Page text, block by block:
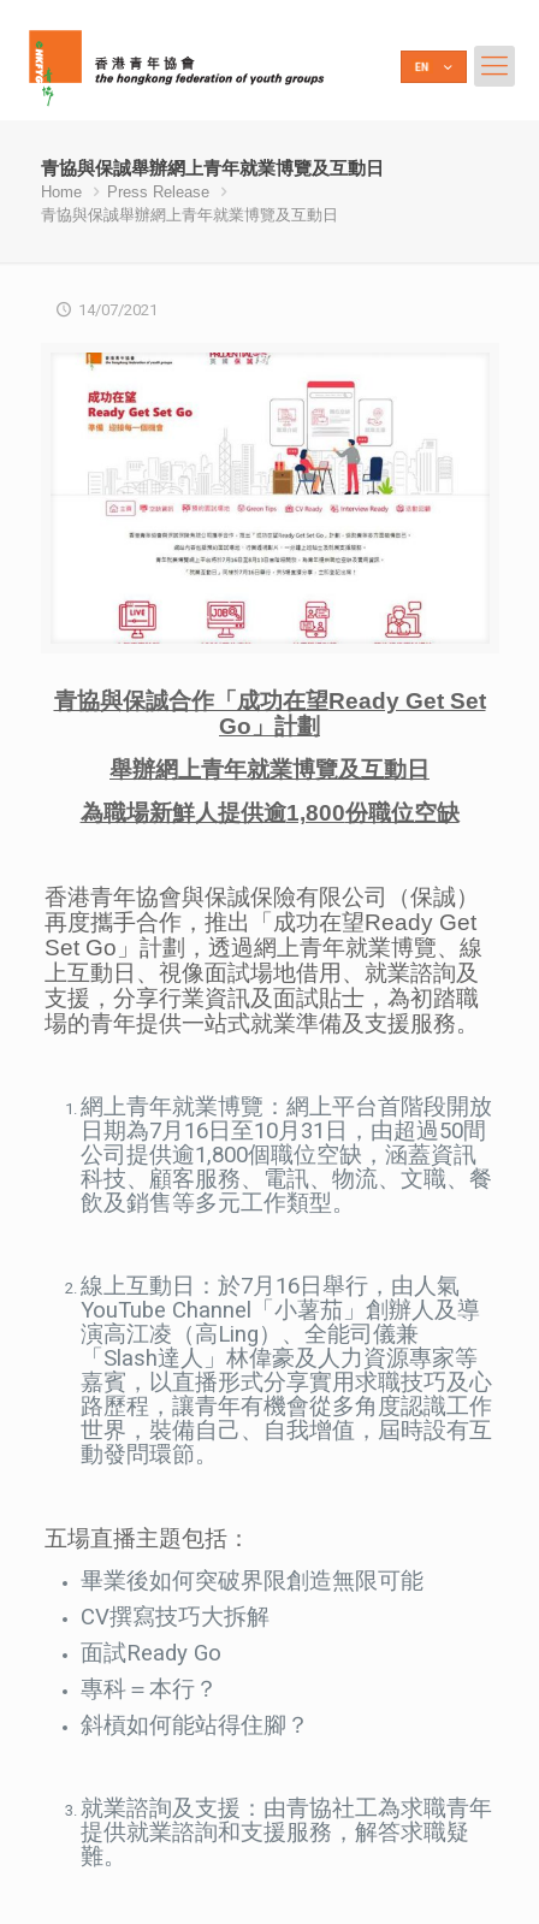
青協與保誠舉辦網上青年就業博覽及互動日
Home
Press Release
青協與保誠舉辦網上青年就業博覽及互動日
14/07/2021
青協與保誠合作「成功在望Ready Get Set
Go 」計劃
舉辦網上青年就業博覽及互動日
為職場新鮮人提供逾1,800份職位空缺
香港青年協會與保誠保險有限公司（保誠）
再度攜手合作，推出「成功在望Ready Get
Set Go」計劃，透過網上青年就業博覽、線
上互動日、視像面試場地借用、就業諮詢及
支援，分享行業資訊及面試貼士，為初踏職
場的青年提供一站式就業準備及支援服務。
網上青年就業博覽：網上平台首階段開放
日期為7月16日至10月31日，由超過50間
公司提供逾1,800個職位空缺，涵蓋資訊
科技、顧客服務、電訊、物流、文職、餐
飲及銷售等多元工作類型。
線上互動日：於7月16日舉行，由人氣
YouTube Channel「小薯茄」創辦人及導
演高江凌（高Ling）、全能司儀兼
「Slash達人」林偉豪及人力資源專家等
嘉賓，以直播形式分享實用求職技巧及心
路歷程，讓青年有機會從多角度認識工作
世界，裝備自己、自我增值，屆時設有互
動發問環節。
五場直播主題包括：
畢業後如何突破界限創造無限可能
CV撰寫技巧大拆解
面試Ready Go
專科＝本行？
斜槓如何能站得住腳？
就業諮詢及支援：由青協社工為求職青年
提供就業諮詢和支援服務，解答求職疑
難。